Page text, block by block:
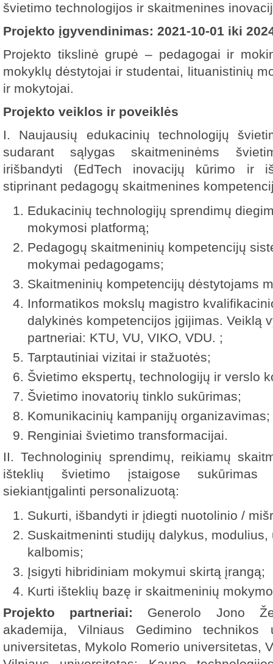
švietimo technologijos ir skaitmenines
Projekto įgyvendinimas: 2021-10-01 iki
Projekto tikslinė grupė – pedagogai ir
mokyklų dėstytojai ir studentai, lituanistinių
ir mokytojai.
Projekto veiklos ir poveiklės
I. Naujausių edukacinių technologijų
sudarant sąlygas skaitmeninėms
irišbandyti (EdTech inovacijų kūrimo ir
stiprinant pedagogų skaitmenines
Edukacinių technologijų sprendimų
mokymosi platformą;
Pedagogų skaitmeninių kompetencijų
mokymai pedagogams;
Skaitmeninių kompetencijų dėstytojams
Informatikos mokslų magistro
dalykinės kompetencijos įgijimas. Veiklą
partneriai: KTU, VU, VIKO, VDU. ;
Tarptautiniai vizitai ir stažuotės;
Švietimo ekspertų, technologijų ir verslo
Švietimo inovatorių tinklo sukūrimas;
Komunikacinių kampanijų organizavimas;
Renginiai švietimo transformacijai.
II. Technologinių sprendimų, reikiamų
išteklių švietimo įstaigose sukūrimas
siekiantįgalinti personalizuotą:
Sukurti, išbandyti ir įdiegti nuotolinio /
Suskaitmeninti studijų dalykus,
kalbomis;
Įsigyti hibridiniam mokymui skirtą įrangą;
Kurti išteklių bazę ir skaitmeninių
Projekto partneriai: Generolo Jono
akademija, Vilniaus Gedimino technikos
universitetas, Mykolo Romerio universitetas,